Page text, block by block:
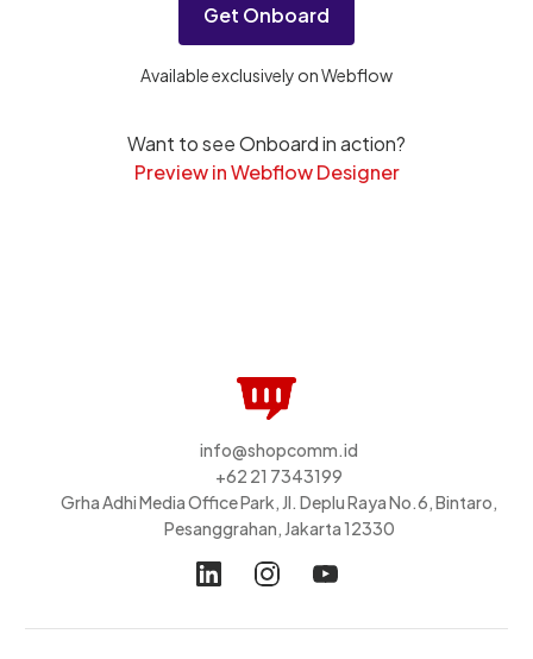
Get Onboard
Available exclusively on Webflow
Want to see Onboard in action?
Preview in Webflow Designer
info@shopcomm.id
+62 21 7343199
Grha Adhi Media Office Park, Jl. Deplu Raya No.6, Bintaro,
Pesanggrahan, Jakarta 12330